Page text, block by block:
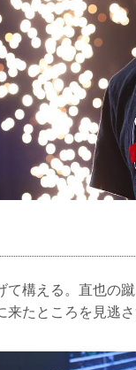
構える。直也の
たところを見逃